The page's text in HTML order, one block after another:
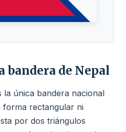
bandera de Nepal
la única bandera nacional
forma rectangular ni
por dos triángulos